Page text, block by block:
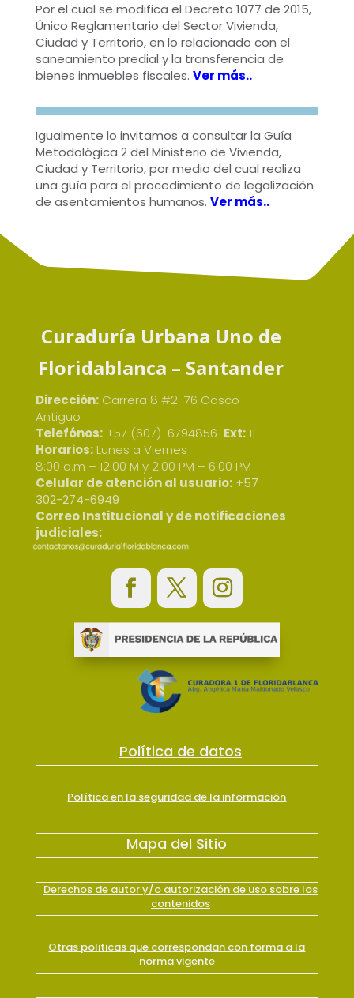
Por el cual se modifica el Decreto 1077 de 2015,
Único Reglamentario del Sector Vivienda,
Ciudad y Territorio, en lo relacionado con el
saneamiento predial y la transferencia de
bienes inmuebles fiscales. Ver más..
Igualmente lo invitamos a consultar la Guía
Metodológica 2 del Ministerio de Vivienda,
Ciudad y Territorio, por medio del cual realiza
una guía para el procedimiento de legalización
de asentamientos humanos. Ver más..
Curaduría Urbana Uno de
Floridablanca – Santander
Dirección:Carrera 8 #2-76 Casco
Antiguo
Telefónos:+57 (607) 6794856 Ext:11
Horarios:Lunes a Viernes
8:00 a.m – 12:00 M y 2:00 PM – 6:00 PM
Celular de atención al usuario:+57
302-274-6949
Correo Institucional y de notificaciones
judiciales:
Política de datos
Política en la seguridad de la información
Mapa del Sitio
Derechos de autor y/o autorización de uso sobre los
contenidos
Otras politicas que correspondan con forma a la
norma vigente